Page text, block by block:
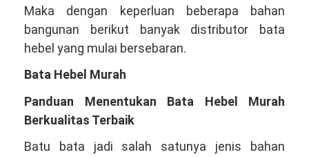
Maka dengan keperluan beberapa bahan
bangunan berikut banyak distributor bata
hebel yang mulai bersebaran.
Bata Hebel Murah
Panduan Menentukan Bata Hebel Murah
Berkualitas Terbaik
Batu bata jadi salah satunya jenis bahan